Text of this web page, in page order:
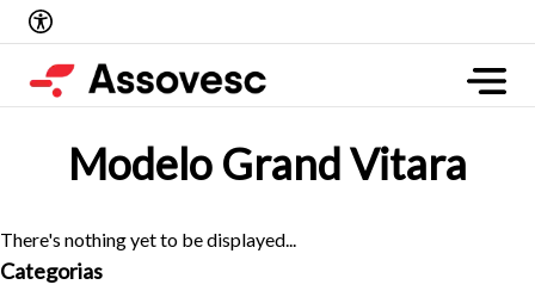
Modelo Grand Vitara
There's nothing yet to be displayed...
Categorias